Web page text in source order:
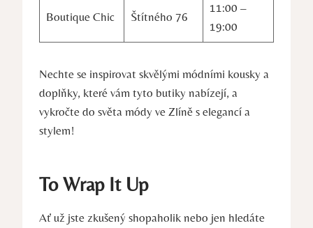
Boutique Chic Štítného 76
11:00 –
19:00
Nechte se inspirovat skvělými módními kousky a
doplňky, které vám tyto butiky nabízejí, a
vykročte do světa módy ve Zlíně s elegancí a
stylem!
To Wrap It Up
Ať už jste zkušený shopaholik nebo jen hledáte